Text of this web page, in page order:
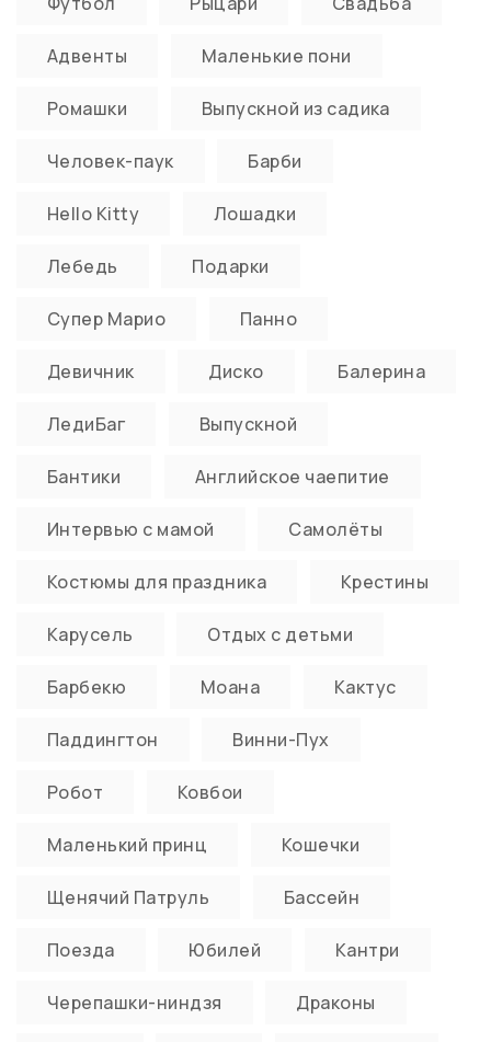
Адвенты Маленькие пони
Ромашки Выпускной из садика
Человек-паук Барби
Hello Kitty Лошадки
Лебедь Подарки
Супер Марио Панно
Девичник Диско Балерина
ЛедиБаг Выпускной
Бантики Английское чаепитие
Интервью с мамой Самолёты
Костюмы для праздника Крестины
Карусель Отдых с детьми
Барбекю Моана Кактус
Паддингтон Винни-Пух
Робот Ковбои
Маленький принц Кошечки
Щенячий Патруль Бассейн
Поезда Юбилей Кантри
Черепашки-ниндзя Драконы